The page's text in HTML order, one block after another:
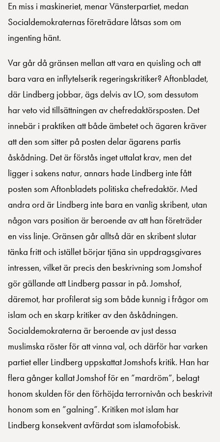
En miss i maskineriet, menar Vänsterpartiet, medan
Socialdemokraternas företrädare låtsas som om
ingenting hänt.
Var går då gränsen mellan att vara en quisling och att
bara vara en inflytelserik regeringskritiker? Aftonbladet,
där Lindberg jobbar, ägs delvis av LO, som dessutom
har veto vid tillsättningen av chefredaktörsposten. Det
innebär i praktiken att både ämbetet och ägaren kräver
att den som sitter på posten delar ägarens partis
åskådning. Det är förstås inget uttalat krav, men det
ligger i sakens natur, annars hade Lindberg inte fått
posten som Aftonbladets politiska chefredaktör. Med
andra ord är Lindberg inte bara en vanlig skribent, utan
någon vars position är beroende av att han företräder
en viss linje. Gränsen går alltså där en skribent slutar
tänka fritt och istället börjar tjäna sin uppdragsgivares
intressen, vilket är precis den beskrivning som Jomshof
gör gällande att Lindberg passar in på. Jomshof,
däremot, har profilerat sig som både kunnig i frågor om
islam och en skarp kritiker av den åskådningen.
Socialdemokraterna är beroende av just dessa
muslimska röster för att vinna val, och därför har varken
partiet eller Lindberg uppskattat Jomshofs kritik. Han har
flera gånger kallat Jomshof för en ”mardröm”, belagt
honom skulden för den förhöjda terrornivån och beskrivit
honom som en ”galning”. Kritiken mot islam har
Lindberg konsekvent avfärdat som islamofobisk.